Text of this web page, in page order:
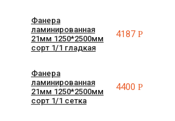
Фанера
ламинированная
21мм 1250*2500мм
сорт 1/1 гладкая
4187Р
Фанера
ламинированная
21мм 1250*2500мм
сорт 1/1 сетка
4400Р